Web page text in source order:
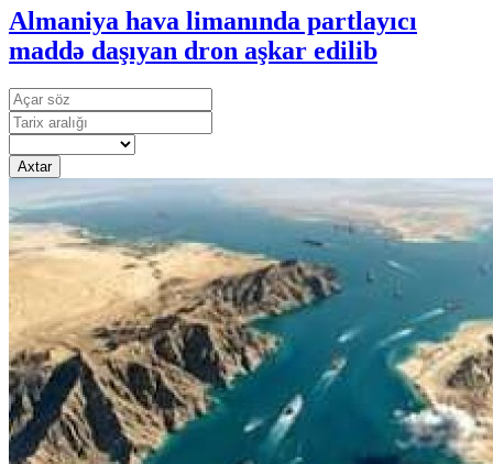
Almaniya hava limanında partlayıcı
maddə daşıyan dron aşkar edilib
Axtar